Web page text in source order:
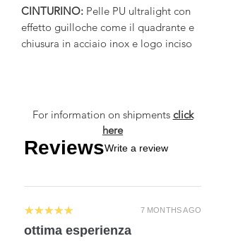
CINTURINO: Pelle PU ultralight con
effetto guilloche come il quadrante e
chiusura in acciaio inox e logo inciso
For information on shipments click
here
ReviewsWrite a review
7 MONTHS AGO
5
★★★★★
ottima esperienza